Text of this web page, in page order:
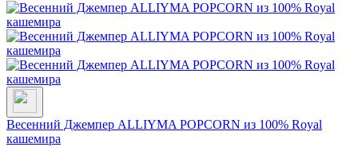
Весенний Джемпер ALLIYMA POPCORN из 100% Royal
кашемира